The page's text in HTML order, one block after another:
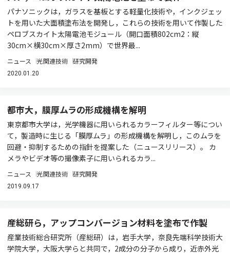
パナソニックは，ガラスを基板とする軽量化技術や，インクジェッ
トを用いた大面積塗布法を開発し，これらの技術を用いて作製した
ペロブスカイト太陽電池モジュール（開口面積802cm2：縦
30cm×横30cm×厚さ2mm）で世界最...
ニュース 光関連技術 研究開発
2020.01.20
都市大，膜厚ムラの形成機構を解明
東京都市大学は，光学機器に用いられるカラーフィルター等につい
て，製造時に生じる「膜厚ムラ」の形成機構を解明し，このムラを
回避・抑制するための指針を提案した（ニュースリリース）。 カ
メラやビデオ等の撮像素子に用いられるカラ...
ニュース 光関連技術 研究開発
2019.09.17
産総研ら，アップコンバージョン材料を塗布で作製
産業技術総合研究所（産総研）は，岩手大学，奈良先端科学技術大
学院大学，大阪大学らと共同で，2成分の分子から成り，近赤外光